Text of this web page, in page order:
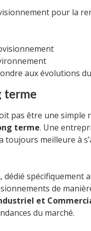
pour la
aux évolutions
terme
pas être une simple
terme. Une
toujours meilleure à
, dédié spécifiquement
de
et
du marché.